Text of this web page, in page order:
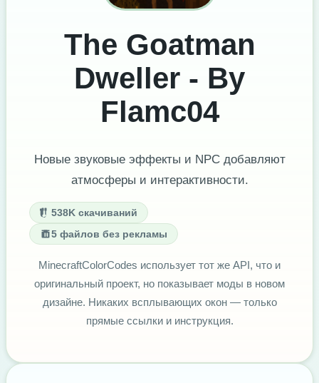
The Goatman
Dweller - By
Flamc04
Новые звуковые эффекты и NPC добавляют
атмосферы и интерактивности.
538K скачиваний
5 файлов без рекламы
MinecraftColorCodes использует тот же API, что и
оригинальный проект, но показывает моды в новом
дизайне. Никаких всплывающих окон — только
прямые ссылки и инструкция.